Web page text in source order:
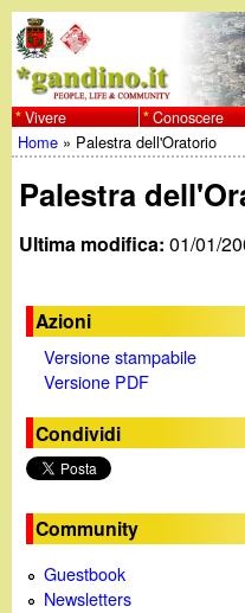
al
contenuto
principale
w
w
w
a
n
d
C
Vivere Conoscere
Tu
sei
qui
Home » Palestra dell'Oratorio
Palestra
Ultima modifica:01/01/
Azioni
Versione stampabile
Versione PDF
Condividi
Community
Guestbook
Newsletters